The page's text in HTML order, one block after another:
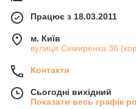
Працює з 18.03.2011
м. Київ
вулиця Симиренка 36
Контакти
Сьогодні вихідний
Показати весь графік